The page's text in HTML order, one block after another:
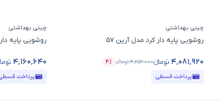
چینی بهداشتی
روشویی پایه دار کرد مدل آرین 57
۴٬۰۸۱٬۹۲۰ تومانء۴٬۲۵۲٬۰۰۰تومانء
قیمت محصول
۴٪
درصد تخفیف
پرداخت قسطی
چینی بهداشتی
روشویی پایه
۴٬۱۶۰٬۶۴۰
قیمت محصول
پرداخت